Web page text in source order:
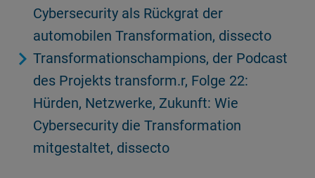
Cybersecurity als Rückgrat der
automobilen Transformation, dissecto
Transformationschampions, der Podcast
des Projekts transform.r, Folge 22:
Hürden, Netzwerke, Zukunft: Wie
Cybersecurity die Transformation
mitgestaltet, dissecto